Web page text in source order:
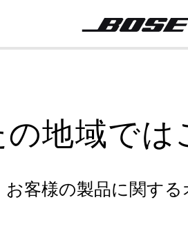
地域で
客様の製品に関す